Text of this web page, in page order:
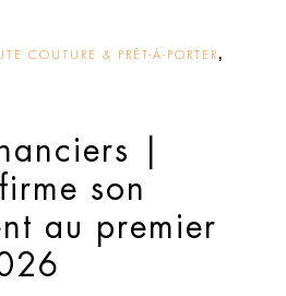
COUTURE & PRÊT-À-PORTER,
|
son
au premier